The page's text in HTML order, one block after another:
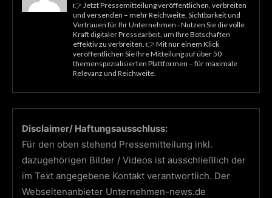
👉 Jetzt Pressemitteilung veröffentlichen, verbreiten
und versenden – mehr Reichweite, Sichtbarkeit und
Vertrauen für Ihr Unternehmen - Nutzen Sie die volle
Kraft digitaler Pressearbeit, um Ihre Botschaften
effektiv zu verbreiten. 👉 Mit nur einem Klick
veröffentlichen Sie Ihre Mitteilung auf über 50
themenspezialisierten Plattformen – für maximale
Relevanz und Reichweite.
Disclaimer/ Haftungsausschluss:
Für den oben stehend Pressemitteilung inkl.
dazugehörigen Bilder / Videos ist ausschließlich der
im Text angegebene Kontakt verantwortlich. Der
Webseitenanbieter Unternehmen-news.de